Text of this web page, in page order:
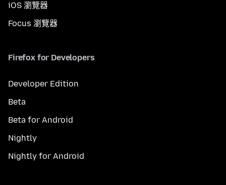
iOS 瀏覽器
Focus 瀏覽器
Firefox for Developers
Developer Edition
Beta
Beta for Android
Nightly
Nightly for Android